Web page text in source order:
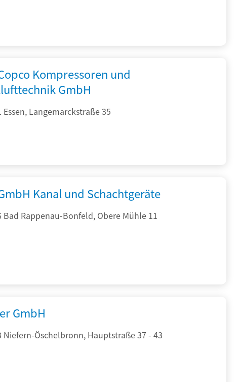
Kompressoren und
GmbH
Essen, Langemarckstraße 35
Kanal und Schachtgeräte
Bad Rappenau-Bonfeld, Obere Mühle 11
GmbH
Niefern-Öschelbronn, Hauptstraße 37 - 43